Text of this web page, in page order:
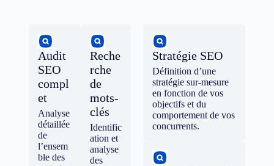
Audit
SEO
compl
et
Analyse
détaillée
de
l’ensem
ble des
Reche
rche
de
mots-
clés
Identific
ation et
analyse
des
Stratégie SEO
Définition d’une
stratégie sur-mesure
en fonction de vos
objectifs et du
comportement de vos
concurrents.